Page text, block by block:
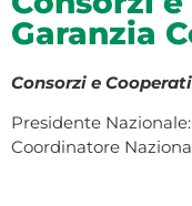
Garanzia
Consorzi e
Presidente Nazionale:
Coordinatore